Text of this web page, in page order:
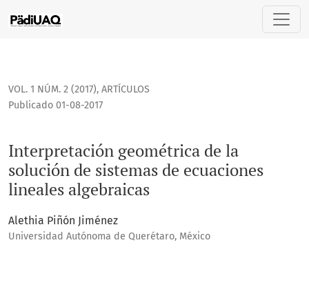
Interpretación geométrica de la solución de sistemas de
VOL. 1 NÚM. 2 (2017), ARTÍCULOS
Interpretación geométrica de la
solución de sistemas de ecuaciones
lineales algebraicas
Publicado 01-08-2017
Alethia Piñón Jiménez
Universidad Autónoma de Querétaro, México